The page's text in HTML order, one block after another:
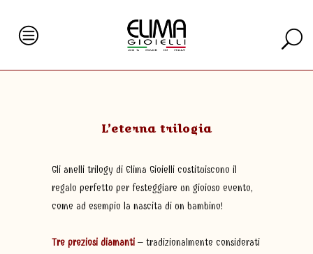
L’eterna trilogia
Gli anelli trilogy di Elima Gioielli costituiscono il
regalo perfetto per festeggiare un gioioso evento,
come ad esempio la nascita di un bambino!
Tre preziosi diamanti – tradizionalmente considerati